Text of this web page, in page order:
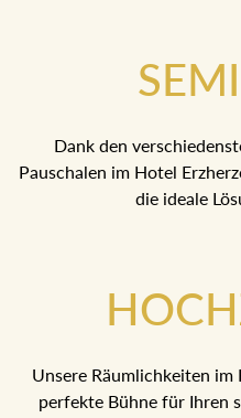
Dank den
Pauschalen im Hotel
Anfrage die
Unsere Räumlichkeiten im
perfekte Bühne für Ihren